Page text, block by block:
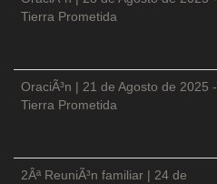
Tierra Prometida
OraciÃ³n | 21 de Agosto de 2025 -
Tierra Prometida
2Âª ReuniÃ³n familiar | 24 de